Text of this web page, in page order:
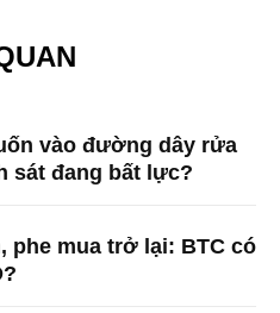
vào đường dây rửa
sát đang bất lực?
phe mua trở lại: BTC có